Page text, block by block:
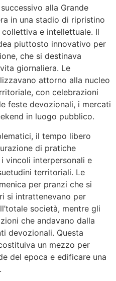
alla Grande
in una stadio di ripristino
e intellettuale. Il
piuttosto innovativo per
che si destinava
giornaliera. Le
attorno alla nucleo
con celebrazioni
feste devozionali, i mercati
in luogo pubblico.
il tempo libero
di pratiche
vincoli interpersonali e
territoriali. Le
per pranzi che si
si intrattenevano per
società, mentre gli
che andavano dalla
devozionali. Questa
un mezzo per
del epoca e edificare una